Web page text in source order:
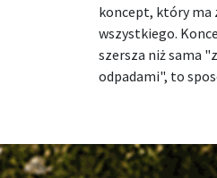
koncept, który ma
wszystkiego.
szersza niż sama
odpadami", to